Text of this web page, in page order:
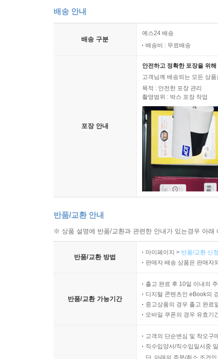
배송 안내
배송 구분
예스24 배송
배송비 : 무료배송
포장 안내
안전하고 정확한 포장을 위
고객님께 배송되는 모든 상
목적 : 안전한 포장 관리
촬영범위 : 박스 포장 작업
반품/교환 안내
※ 상품 설명에 반품/교환과 관련한 안내가 있는경우 아
반품/교환 방법
마이페이지 > 반품/교환 신
판매자 배송 상품은 판매자
반품/교환 가능기간
출고 완료 후 10일 이내의
디지털 콘텐츠인 eBook의
중고상품의 경우 출고 완료
모바일 쿠폰의 경우 유효기
고객의 단순변심 및 착오구
직수입양서/직수입일서중
단, 아래의 주문/취소 조건